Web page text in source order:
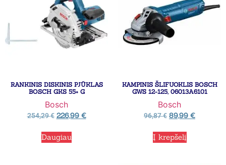
RANKINIS DISKINIS PJŪKLAS
BOSCH GKS 55+ G
Bosch
254,29€ 226,99 €
Daugiau
KAMPINIS ŠLIFUOKLIS BOSCH
GWS 12-125, 06013A6101
Bosch
96,87€ 89,99 €
Į krepšelį